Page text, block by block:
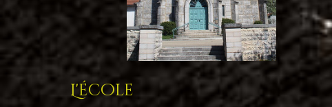
L'école